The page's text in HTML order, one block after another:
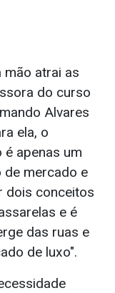
mão atrai as
do curso
Alvares
ela, o
apenas um
de mercado e
dois conceitos
e é
das ruas e
de luxo".